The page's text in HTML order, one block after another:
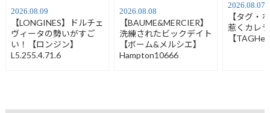
2026.08.09
【LONGINES】ドルチェ
ヴィータの勢いがすご
い！【ロンジン】
L5.255.4.71.6
2026.08.08
【BAUME&MERCIER】
洗練されたビックデイト
【ボーム&メルシエ】
Hampton10666
2026.08.07
【タグ・
惹くカレラ
【